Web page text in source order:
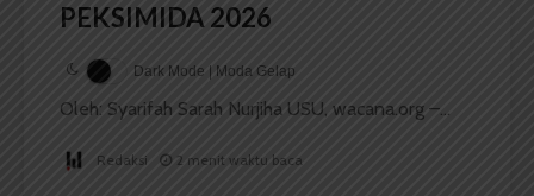
PEKSIMIDA 2026
Dark Mode | Moda Gelap
Oleh: Syarifah Sarah Nurjiha USU, wacana.org –...
Redaksi 2 menit waktu baca